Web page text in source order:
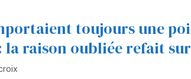
toujours une
raison oubliée refait